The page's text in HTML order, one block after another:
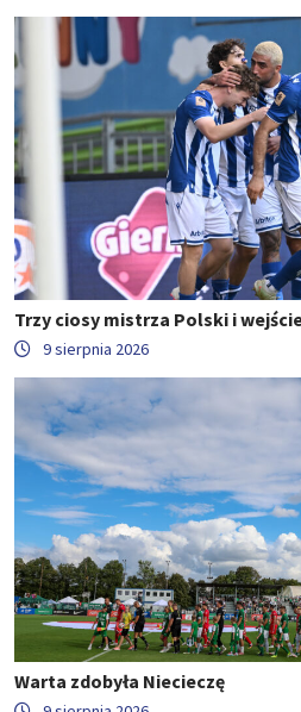
Trzy ciosy mistrza Polski i
9 sierpnia 2026
Warta zdobyła Niecieczę